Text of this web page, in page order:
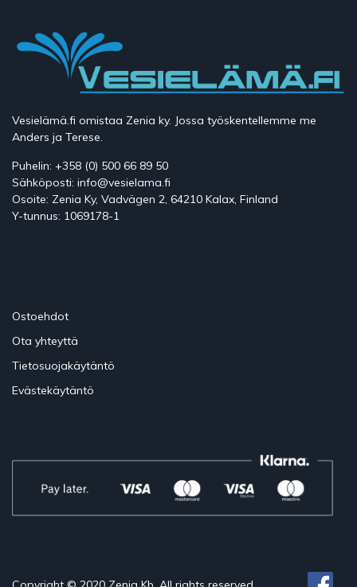
Vesielämä.fi omistaa Zenia ky. Jossa työskentellemme me
Anders ja Terese.
Puhelin: +358 (0) 500 66 89 50
Sähköposti: info@vesielama.fi
Osoite: Zenia Ky, Vadvägen 2, 64210 Kalax, Finland
Y-tunnus: 1069178-1
Ostoehdot
Ota yhteyttä
Tietosuojakäytäntö
Evästekäytäntö